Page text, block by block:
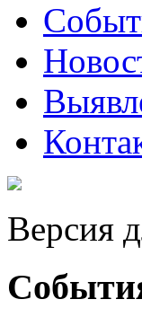
Версия